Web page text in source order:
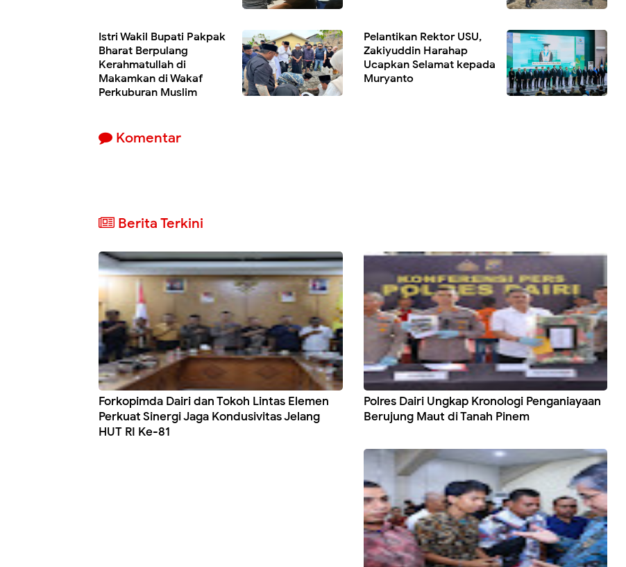
Istri Wakil Bupati Pakpak
Bharat Berpulang
Kerahmatullah di
Makamkan di Wakaf
Perkuburan Muslim
Pelantikan Rektor USU,
Zakiyuddin Harahap
Ucapkan Selamat kepada
Muryanto
Komentar
Berita Terkini
Forkopimda Dairi dan Tokoh Lintas Elemen
Perkuat Sinergi Jaga Kondusivitas Jelang
HUT RI Ke-81
Polres Dairi Ungkap Kronologi Penganiayaan
Berujung Maut di Tanah Pinem